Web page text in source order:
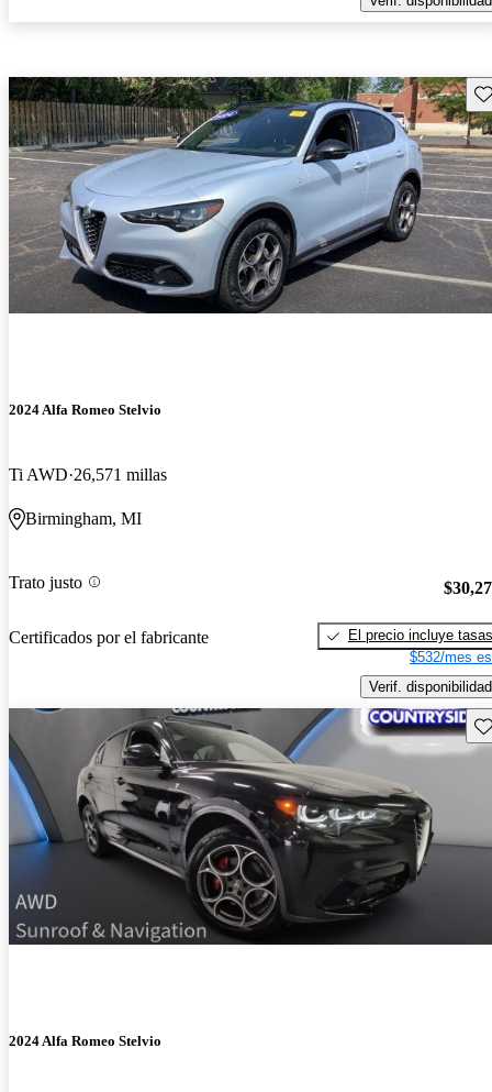
2024 Alfa Romeo Stelvio
Ti AWD 26,571 millas
Birmingham, MI
Trato justo
Certificados por el fabricante
El precio incluye tasas
$532/mes
Verif. disponibilidad
2024 Alfa Romeo Stelvio